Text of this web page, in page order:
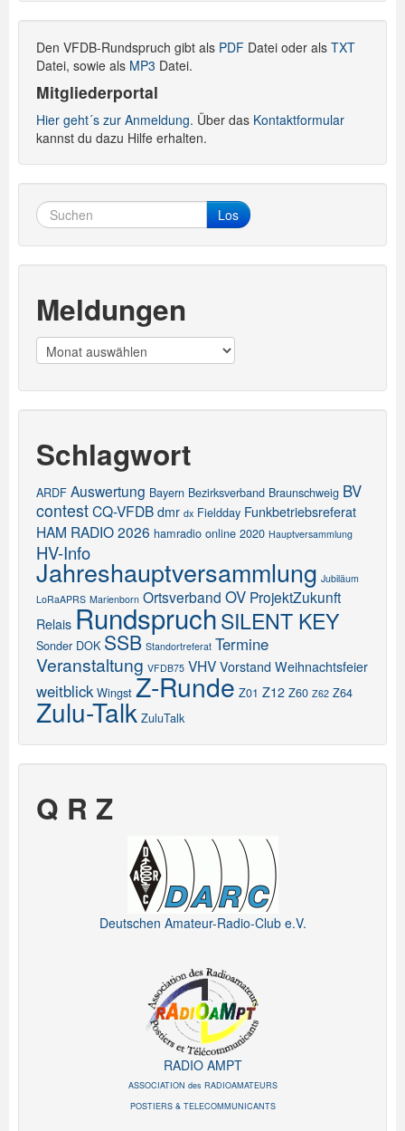
Den VFDB-Rundspruch gibt als PDF Datei oder als TXT
Datei, sowie als MP3 Datei.
Mitgliederportal
Hier geht´s zur Anmeldung. Über das Kontaktformular
kannst du dazu Hilfe erhalten.
Los
Meldungen
Meldungen
Schlagwort
ARDF Auswertung Bayern Bezirksverband Braunschweig BV
contestCQ-VFDB dmr dx Fieldday Funkbetriebsreferat
HAM RADIO 2026 hamradio online 2020 Hauptversammlung
HV-Info
Jahreshauptversammlung Jubiläum
LoRaAPRS Marienborn Ortsverband OV ProjektZukunft
Relais RundspruchSILENT KEY
Sonder DOK SSB Standortreferat Termine
Veranstaltung VFDB75 VHV Vorstand Weihnachtsfeier
weitblick Wingst Z-Runde Z01 Z12 Z60 Z62 Z64
Zulu-Talk ZuluTalk
Q R Z
Deutschen Amateur-Radio-Club e.V.
RADIO AMPT
ASSOCIATION des RADIOAMATEURS
POSTIERS & TELECOMMUNICANTS